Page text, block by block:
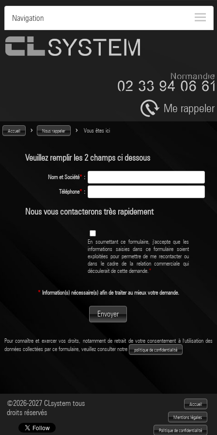
Me rappeler
Navigation
Accueil > Nous rappeler > Vous êtes ici
Veuillez remplir les 2 champs ci dessous
Nom et Société* :
Téléphone* :
Nous vous contacterons très rapidement
En soumettant ce formulaire, j'accepte que les
informations saisies dans ce formulaire soient
exploitées pour permettre de me recontacter ou
dans le cadre de la relation commerciale qui
découlerait de cette demande.*
* Information(s) nécessaire(s) afin de traiter au mieux votre demande.
Envoyer
Pour connaître et exercer vos droits, notamment de retrait de votre consentement à l'utilisation des
données collectées par ce formulaire, veuillez consulter notre
politique de confidentialité
©2026-2027 CLsystem tous
droits réservés
Accueil
Mentions légales
Politique de confidentialité